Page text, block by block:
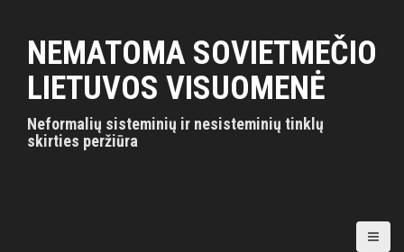
NEMATOMA SOVIETMEČIO
LIETUVOS VISUOMENĖ
Neformalių sisteminių ir nesisteminių tinklų
skirties peržiūra